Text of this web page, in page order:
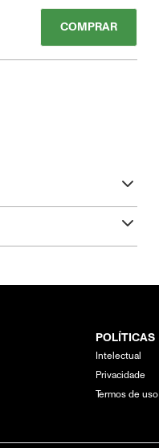
COMPRAR
POLÍTICAS
Intelectual
Privacidade
Termos de uso